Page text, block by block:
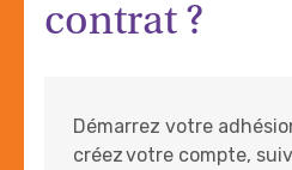
contrat ?
Démarrez votre
créez votre compte,